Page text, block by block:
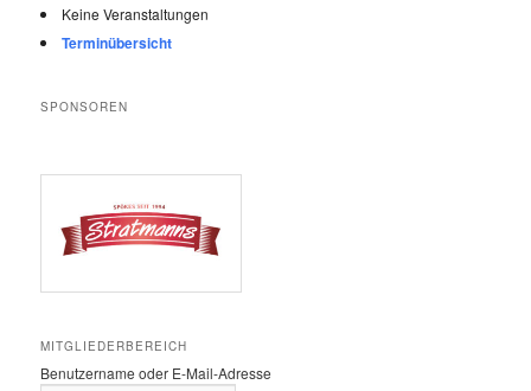
Keine Veranstaltungen
Terminübersicht
SPONSOREN
MITGLIEDERBEREICH
Benutzername oder E-Mail-Adresse